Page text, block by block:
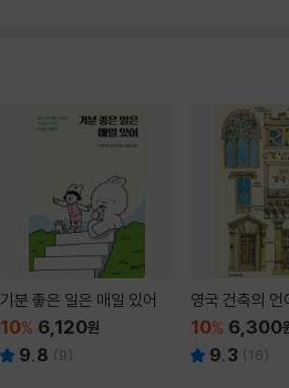
기분 좋은 일은 매일 있어
10% 6,120원
9.8 (9)
영국 건축의 언
10% 6,300
9.3 (16)